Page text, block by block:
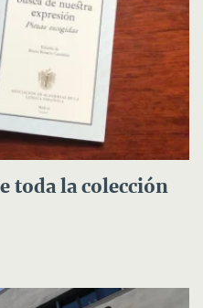
toda la colección